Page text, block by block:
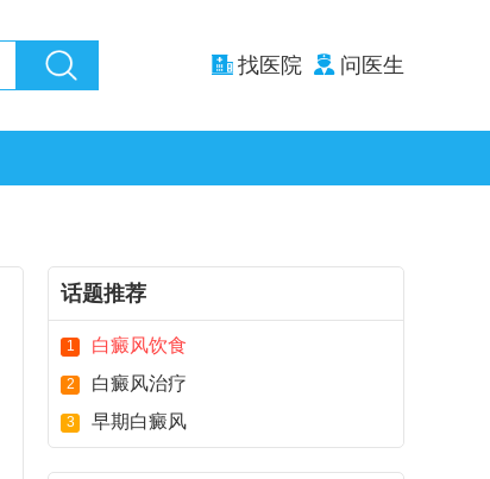
找医院 问医生
话题推荐
1 白癜风饮食
2 白癜风治疗
3 早期白癜风